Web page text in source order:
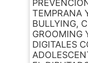
TEMPRANA
BULLYING,
GROOMING
DIGITALES